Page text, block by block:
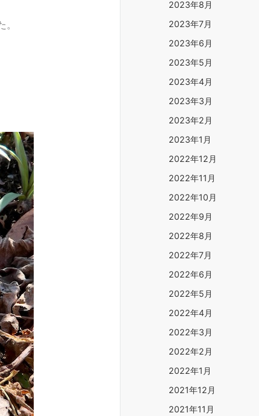
2023年8月
2023年7月
2023年6月
2023年5月
2023年4月
2023年3月
2023年2月
2023年1月
2022年12月
2022年11月
2022年10月
2022年9月
2022年8月
2022年7月
2022年6月
2022年5月
2022年4月
2022年3月
2022年2月
2022年1月
2021年12月
2021年11月